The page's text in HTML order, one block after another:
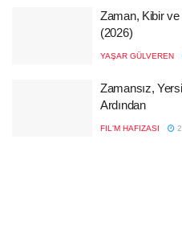
Zaman, Kibir
(2026)
YAŞAR GÜLVEREN
Zamansız,
Ardından
FIL'M HAFIZASI